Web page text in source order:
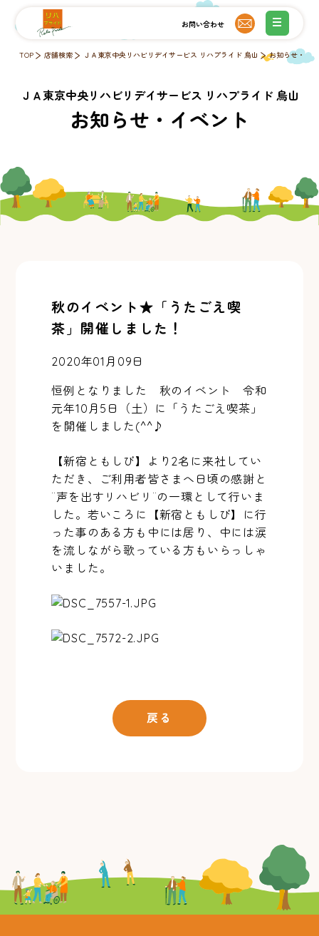
TOP 店舗検索 ＪＡ東京中央リハビリデイサービス リハプライド 烏山 お知らせ・イ
ＪＡ東京中央リハビリデイサービス リハプライド 烏山
お知らせ・イベント
秋のイベント★「うたごえ喫
茶」開催しました！
2020年01月09日
恒例となりました 秋のイベント 令和
元年10月5日（土）に「うたごえ喫茶」
を開催しました(^^♪
【新宿ともしび】より2名に来社してい
ただき、ご利用者皆さまへ日頃の感謝と
¨声を出すリハビリ¨の一環として行いま
した。若いころに【新宿ともしび】に行
った事のある方も中には居り、中には涙
を流しながら歌っている方もいらっしゃ
いました。
戻る